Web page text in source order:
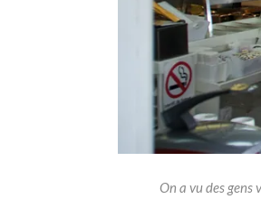
On a vu des gens